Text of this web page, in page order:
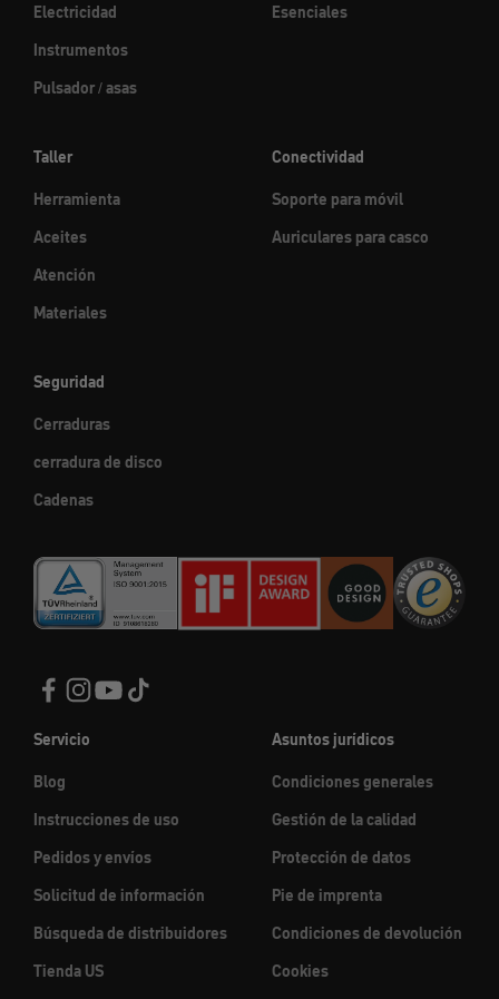
Electricidad
Instrumentos
Pulsador / asas
Esenciales
Taller
Herramienta
Aceites
Atención
Materiales
Conectividad
Soporte para móvil
Auriculares para casco
Seguridad
Cerraduras
cerradura de disco
Cadenas
Servicio
Blog
Instrucciones de uso
Pedidos y envíos
Solicitud de información
Búsqueda de distribuidores
Tienda US
Asuntos jurídicos
Condiciones generales
Gestión de la calidad
Protección de datos
Pie de imprenta
Condiciones de devolución
Cookies